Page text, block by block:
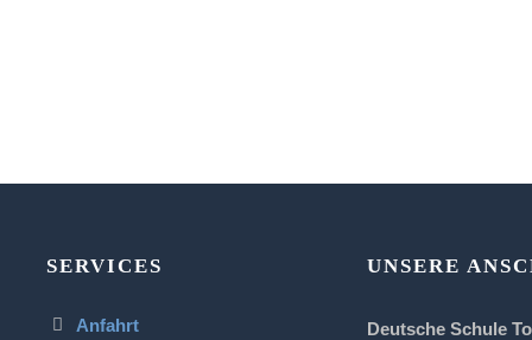
SERVICES
Anfahrt
UNSERE
Deutsche Schule